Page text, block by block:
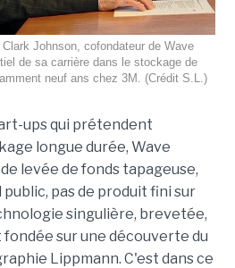
Johnson, cofondateur de Wave
de sa carrière dans le stockage de
neuf ans chez 3M. (Crédit S.L.)
ups qui prétendent
longue durée, Wave
levée de fonds tapageuse,
pas de produit fini sur
singulière, brevetée,
fondée sur une découverte du
Lippmann. C'est dans ce